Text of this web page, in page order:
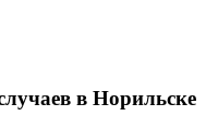
в Норильске